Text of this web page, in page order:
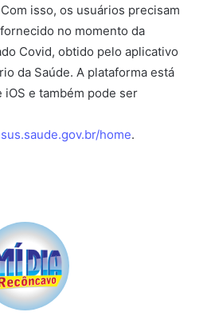
isso, os usuários precisam
no momento da
Covid, obtido pelo aplicativo
da Saúde. A plataforma está
e também pode ser
home.